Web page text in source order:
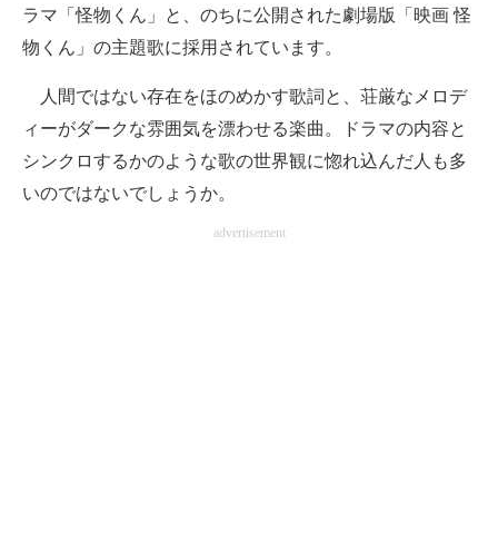
ラマ「怪物くん」と、のちに公開された劇場版「映画 怪
物くん」の主題歌に採用されています。
人間ではない存在をほのめかす歌詞と、荘厳なメロデ
ィーがダークな雰囲気を漂わせる楽曲。ドラマの内容と
シンクロするかのような歌の世界観に惚れ込んだ人も多
いのではないでしょうか。
advertisement